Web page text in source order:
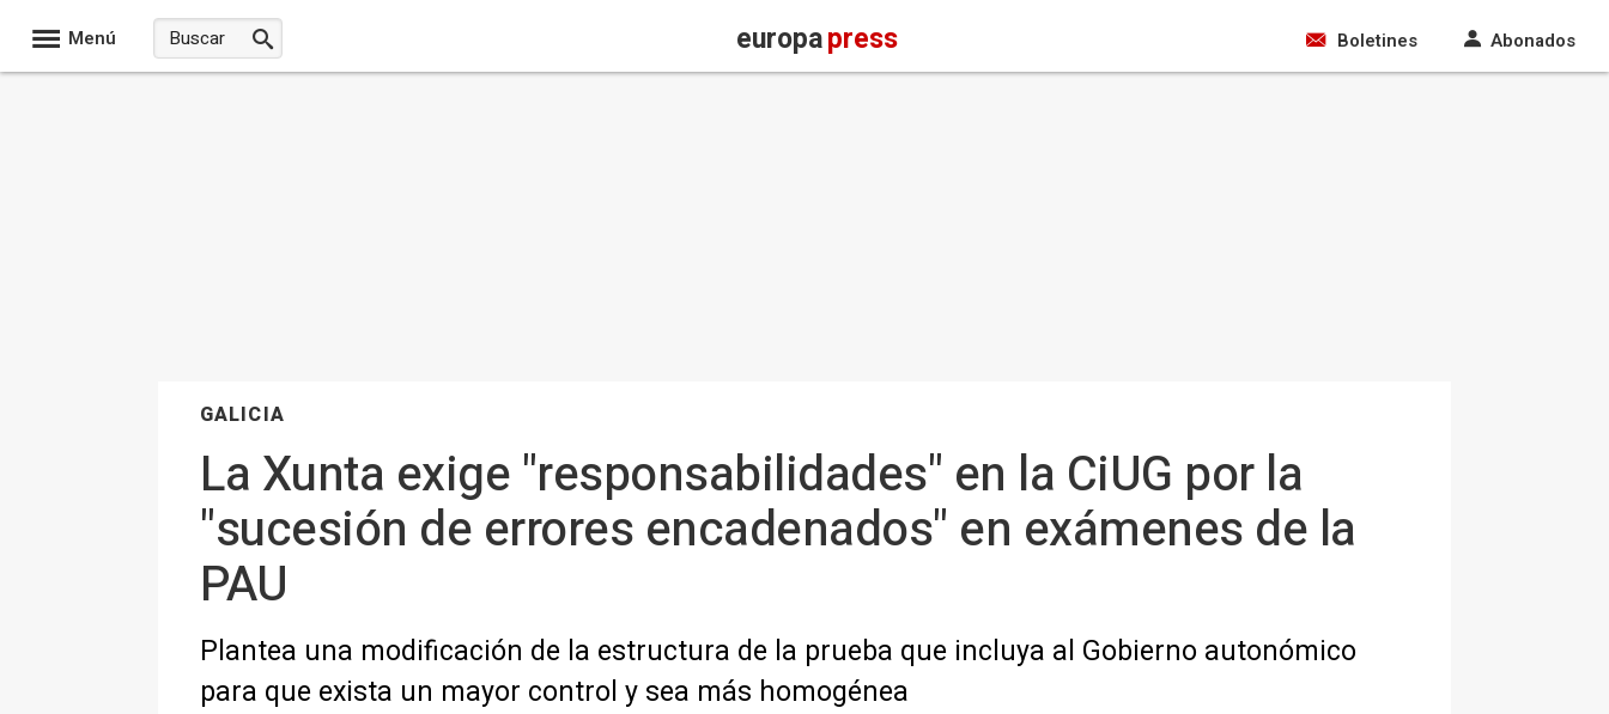
Menú europapress Boletines Abonados
GALICIA
La Xunta exige "responsabilidades" en la CiUG por la
"sucesión de errores encadenados" en exámenes de la
PAU
Plantea una modificación de la estructura de la prueba que incluya al Gobierno autonómico
para que exista un mayor control y sea más homogénea